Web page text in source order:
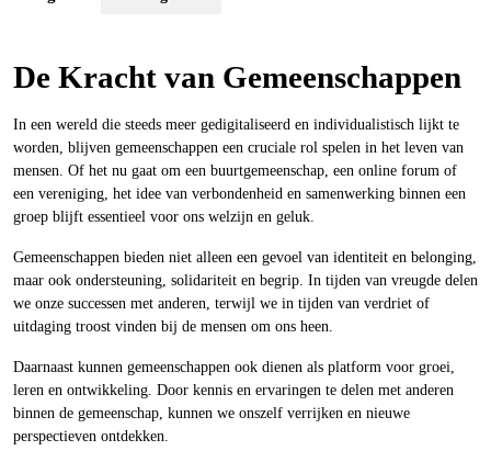
De Kracht van Gemeenschappen
In een wereld die steeds meer gedigitaliseerd en individualistisch lijkt te
worden, blijven gemeenschappen een cruciale rol spelen in het leven van
mensen. Of het nu gaat om een buurtgemeenschap, een online forum of
een vereniging, het idee van verbondenheid en samenwerking binnen een
groep blijft essentieel voor ons welzijn en geluk.
Gemeenschappen bieden niet alleen een gevoel van identiteit en belonging,
maar ook ondersteuning, solidariteit en begrip. In tijden van vreugde delen
we onze successen met anderen, terwijl we in tijden van verdriet of
uitdaging troost vinden bij de mensen om ons heen.
Daarnaast kunnen gemeenschappen ook dienen als platform voor groei,
leren en ontwikkeling. Door kennis en ervaringen te delen met anderen
binnen de gemeenschap, kunnen we onszelf verrijken en nieuwe
perspectieven ontdekken.